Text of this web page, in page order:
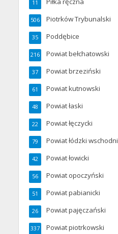
11
Piotrków Trybunalski
506
Poddębice
35
Powiat bełchatowski
216
Powiat brzeziński
37
Powiat kutnowski
61
Powiat łaski
48
Powiat łęczycki
22
Powiat łódzki wschodni
79
Powiat łowicki
42
Powiat opoczyński
56
Powiat pabianicki
51
Powiat pajęczański
26
Powiat piotrkowski
337